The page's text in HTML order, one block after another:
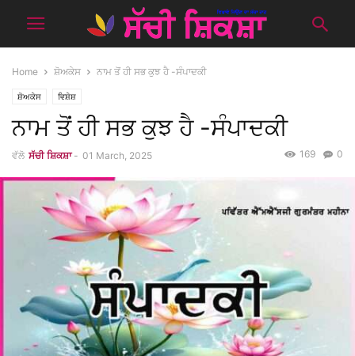
Home ਸ਼ੋਅਕੇਸ ਨਾਮ ਤੋਂ ਹੀ ਸਭ ਕੁਝ ਹੈ -ਸੰਪਾਦਕੀ
ਸ਼ੋਅਕੇਸ ਵਿਸ਼ੇਸ਼
ਨਾਮ ਤੋਂ ਹੀ ਸਭ ਕੁਝ ਹੈ -ਸੰਪਾਦਕੀ
ਵੱਲੋ ਸੱਚੀ ਸ਼ਿਕਸ਼ਾ - 01 March, 2025 0
169